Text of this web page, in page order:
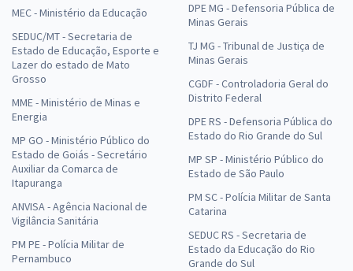
MEC - Ministério da Educação
SEDUC/MT - Secretaria de
Estado de Educação, Esporte e
Lazer do estado de Mato
Grosso
MME - Ministério de Minas e
Energia
MP GO - Ministério Público do
Estado de Goiás - Secretário
Auxiliar da Comarca de
Itapuranga
ANVISA - Agência Nacional de
Vigilância Sanitária
PM PE - Polícia Militar de
Pernambuco
DPE MG - Defensoria Pública de
Minas Gerais
TJ MG - Tribunal de Justiça de
Minas Gerais
CGDF - Controladoria Geral do
Distrito Federal
DPE RS - Defensoria Pública do
Estado do Rio Grande do Sul
MP SP - Ministério Público do
Estado de São Paulo
PM SC - Polícia Militar de Santa
Catarina
SEDUC RS - Secretaria de
Estado da Educação do Rio
Grande do Sul